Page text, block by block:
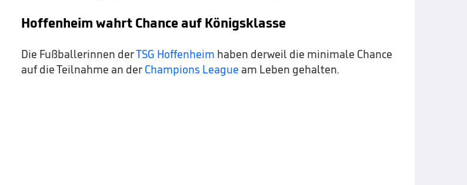
Hoffenheim wahrt Chance auf Königsklasse
Die Fußballerinnen derTSG Hoffenheim haben derweil die minimale Chance
auf die Teilnahme an der Champions League am Leben gehalten.